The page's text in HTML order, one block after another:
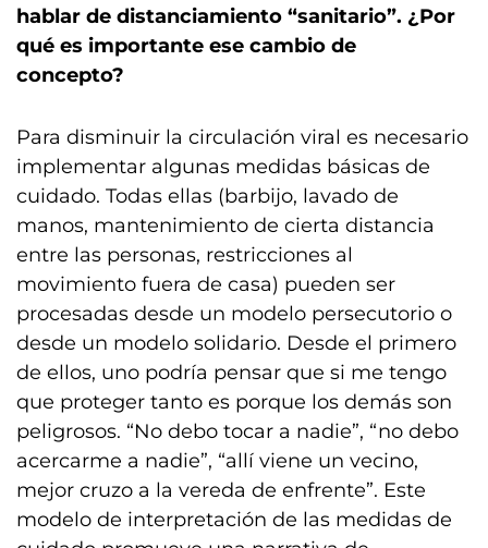
hablar de distanciamiento “sanitario”. ¿Por
qué es importante ese cambio de
concepto?
Para disminuir la circulación viral es necesario
implementar algunas medidas básicas de
cuidado. Todas ellas (barbijo, lavado de
manos, mantenimiento de cierta distancia
entre las personas, restricciones al
movimiento fuera de casa) pueden ser
procesadas desde un modelo persecutorio o
desde un modelo solidario. Desde el primero
de ellos, uno podría pensar que si me tengo
que proteger tanto es porque los demás son
peligrosos. “No debo tocar a nadie”, “no debo
acercarme a nadie”, “allí viene un vecino,
mejor cruzo a la vereda de enfrente”. Este
modelo de interpretación de las medidas de